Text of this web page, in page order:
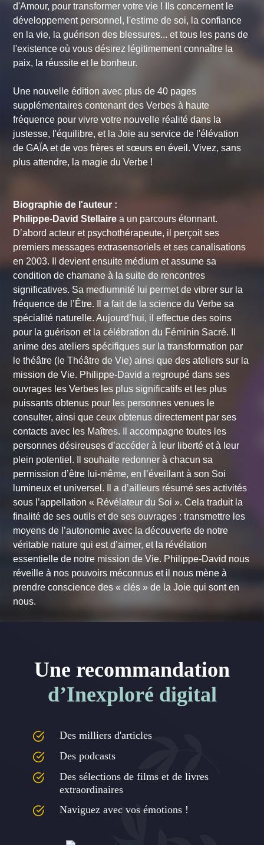
d'Amour, pour transformer votre vie ! Ils concernent le
développement personnel, l'estime de soi, la confiance
en la vie, la guérison des blessures... et tous les pans de
l'existence où vous désirez légitimement connaître la
paix, la réussite et le bonheur.
Une nouvelle édition avec plus de 40 pages
supplémentaires contenant des Verbes à haute
fréquence pour vivre votre nouvelle réalité dans la
justesse, l'équilibre, et la Joie au service de l'élévation
de GAÏA et de vos frères et sœurs en éveil. Vivez, sans
plus attendre, la magie du Verbe !
Biographie de l'auteur :
Philippe-David Stellaire a un parcours étonnant.
D’abord acteur et psychothérapeute, il perçoit ses
premiers messages extrasensoriels et ses canalisations
en 2003. Il devient ensuite médium et assume sa
condition de chamane à la suite de rencontres
significatives. Sa mediumnité lui permet de vibrer sur la
fréquence de l’Être. Il a fait de la science du Verbe sa
spécialité naturelle. Aujourd’hui, il effectue des soins
pour la guérison et la célébration du Féminin Sacré. Il
anime des ateliers spécifiques sur la transformation par
le théâtre (le Théâtre de Vie) ainsi que des ateliers sur la
mission de Vie. Philippe-David a regroupé dans ses
ouvrages les Verbes les plus significatifs et les plus
puissants obtenus pour les personnes venues le
consulter, ainsi que ceux obtenus directement par ses
contacts avec les Maîtres. Il accompagne toutes les
personnes désireuses d’accéder à leur liberté et à leur
plein potentiel. Il souhaite redonner à chacun sa
permission d’être lui-même, en l’éveillant à son Soi
lumineux et universel. Il a d’ailleurs résumé ses activités
sous l’appellation « Révélateur du Soi ». Cela traduit la
finalité de ses outils et de ses ouvrages : transmettre les
moyens de l’autonomie avec la découverte de notre
véritable nature qui est d’aimer, et la révélation
essentielle de notre mission de Vie. Philippe-David nous
réveille à nos pouvoirs méconnus et il nous mène à
prendre conscience des « clés » de la Joie qui sont en
nous.
Une recommandation
d’Inexploré digital
Des milliers d'articles
Des podcasts
Des sélections de films et de livres
extraordinaires
Naviguez avec vos émotions !